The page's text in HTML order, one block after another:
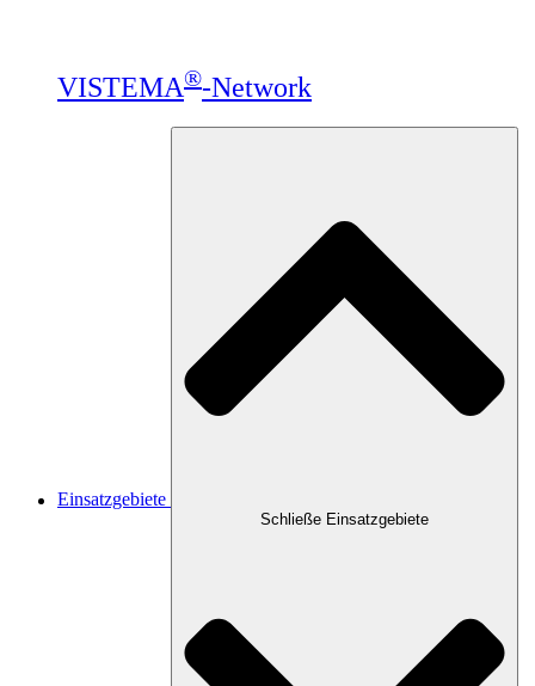
VISTEMA®-Network
Einsatzgebiete
Schließe Einsatzgebiete